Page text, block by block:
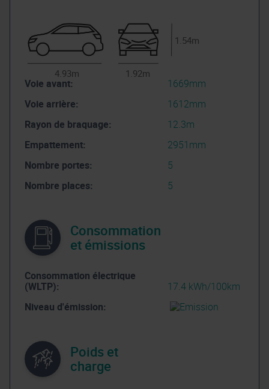
4.93m 1.92m
1.54m
Voie avant:
1669mm
Voie arrière:
1612mm
Rayon de braquage:
12.3m
Empattement:
2951mm
Nombre portes:
5
Nombre places:
5
Consommation
et émissions
Consommation électrique
(WLTP):
17.4 kWh/100km
Niveau d'émission:
Poids et
charge